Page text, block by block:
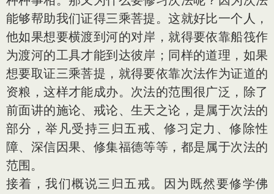
能够帮助我们证得三乘菩提。这就好比一个人，
他如果想要横渡到河的对岸，就得要依靠船筏作
为渡河的工具才能到达彼岸；同样的道理，如果
想要取证三乘菩提，就得要依靠次法作为证道的
资粮，这样才能成办。次法的范围很广泛，除了
前面讲的施论、戒论、生天之论，是属于次法的
部分，举凡受持三归五戒、修习定力、修除性
障、深信因果、修集福德等等，都是属于次法的
范围。
接着，我们概说三归五戒。因为既然要修学佛